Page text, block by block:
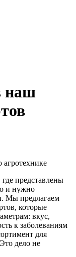
наш
представлены
и нужно
Мы предлагаем
которые
вкус,
к заболеваниям
для
дело не